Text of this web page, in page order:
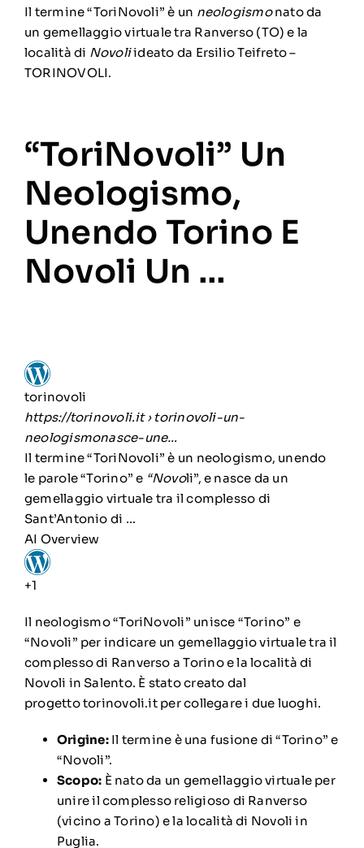
Il termine “ToriNovoli” è un neologismonato da
un gemellaggio virtuale tra Ranverso (TO) e la
località di Novoliideato da Ersilio Teifreto –
TORINOVOLI.
“ToriNovoli” Un
Neologismo,
Unendo Torino E
Novoli Un …
torinovoli
https://torinovoli.it› torinovoli-un-
neologismonasce-une…
Il termine “ToriNovoli” è un neologismo, unendo
le parole “Torino” e “Novoli”, e nasce da un
gemellaggio virtuale tra il complesso di
Sant’Antonio di …
AI Overview
+1
Il neologismo“ToriNovoli” unisce “Torino” e
“Novoli” per indicare un gemellaggio virtuale tra il
complesso di Ranverso a Torino e la località di
Novoli in Salento. È stato creato dal
progettotorinovoli.itper collegare i due luoghi.
Origine: Il termine è una fusione di “Torino” e
“Novoli”.
Scopo: È nato da un gemellaggio virtuale per
unire il complesso religioso di Ranverso
(vicino a Torino) e la località di Novoli in
Puglia.